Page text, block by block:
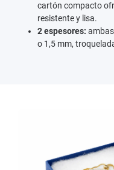
cartón compacto
resistente y lisa.
2 espesores:
o 1,5 mm,